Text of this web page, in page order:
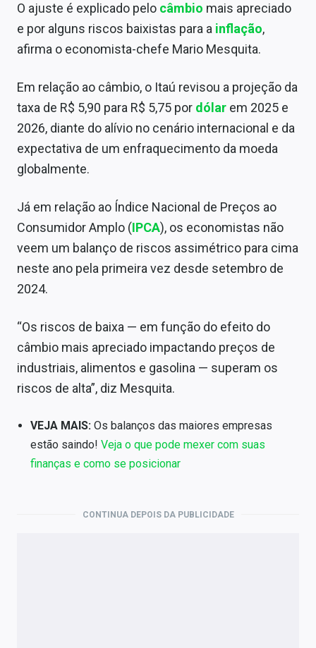
Contato
O ajuste é explicado pelo câmbio mais apreciado
e por alguns riscos baixistas para a inflação,
afirma o economista-chefe Mario Mesquita.
Em relação ao câmbio, o Itaú revisou a projeção da
taxa de R$ 5,90 para R$ 5,75 por dólar em 2025 e
2026, diante do alívio no cenário internacional e da
expectativa de um enfraquecimento da moeda
globalmente.
Já em relação ao Índice Nacional de Preços ao
Consumidor Amplo (IPCA), os economistas não
veem um balanço de riscos assimétrico para cima
neste ano pela primeira vez desde setembro de
2024.
“Os riscos de baixa — em função do efeito do
câmbio mais apreciado impactando preços de
industriais, alimentos e gasolina — superam os
riscos de alta”, diz Mesquita.
VEJA MAIS:Os balanços das maiores empresas
estão saindo!Veja o que pode mexer com suas
finanças e como se posicionar
CONTINUA DEPOIS DA PUBLICIDADE